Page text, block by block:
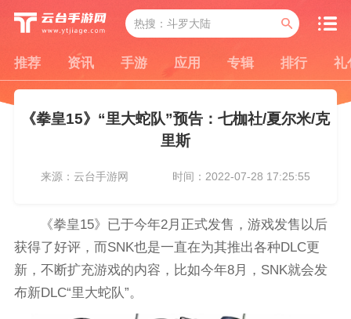
推荐 资讯 手游 应用 专辑 排行 礼
《拳皇15》“里大蛇队”预告：七枷社/夏尔米/克
里斯
来源：云台手游网 时间：2022-07-28 17:25:55
《拳皇15》已于今年2月正式发售，游戏发售以后
获得了好评，而SNK也是一直在为其推出各种DLC更
新，不断扩充游戏的内容，比如今年8月，SNK就会发
布新DLC“里大蛇队”。